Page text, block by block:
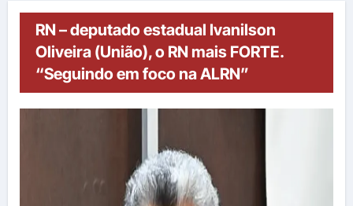
RN – deputado estadual Ivanilson
Oliveira (União), o RN mais FORTE.
“Seguindo em foco na ALRN”